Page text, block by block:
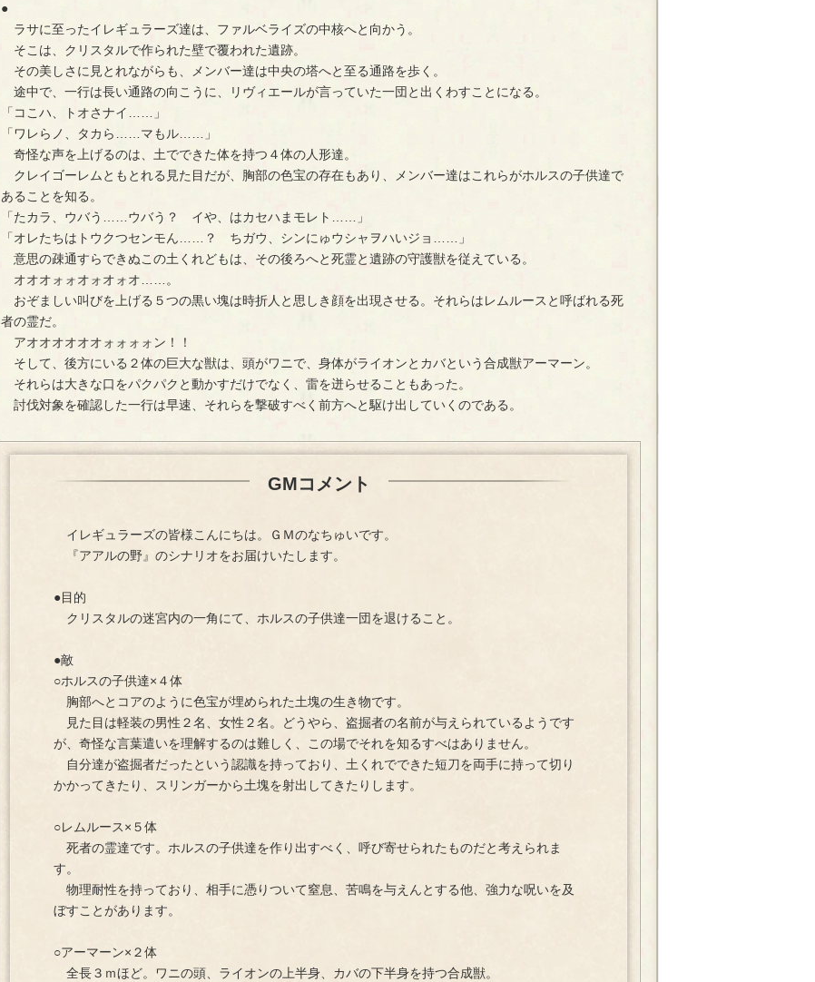
●
ラサに至ったイレギュラーズ達は、ファルベライズの中核へと向かう。
そこは、クリスタルで作られた壁で覆われた遺跡。
その美しさに見とれながらも、メンバー達は中央の塔へと至る通路を歩く。
途中で、一行は長い通路の向こうに、リヴィエールが言っていた一団と出くわすことになる。
「コこハ、トオさナイ……」
「ワレらノ、タカら……マもル……」
奇怪な声を上げるのは、土でできた体を持つ４体の人形達。
クレイゴーレムともとれる見た目だが、胸部の色宝の存在もあり、メンバー達はこれらがホルスの子供達で
あることを知る。
「たカラ、ウバう……ウバう？ イや、はカセハまモレト……」
「オレたちはトウクつセンモん……？ ちガウ、シンにゅウシャヲハいジョ……」
意思の疎通すらできぬこの土くれどもは、その後ろへと死霊と遺跡の守護獣を従えている。
オオオォォオォオォオ……。
おぞましい叫びを上げる５つの黒い塊は時折人と思しき顔を出現させる。それらはレムルースと呼ばれる死
者の霊だ。
アオオオオオオォォォォン！！
そして、後方にいる２体の巨大な獣は、頭がワニで、身体がライオンとカバという合成獣アーマーン。
それらは大きな口をパクパクと動かすだけでなく、雷を迸らせることもあった。
討伐対象を確認した一行は早速、それらを撃破すべく前方へと駆け出していくのである。
GMコメント
イレギュラーズの皆様こんにちは。ＧＭのなちゅいです。
『アアルの野』のシナリオをお届けいたします。
●目的
クリスタルの迷宮内の一角にて、ホルスの子供達一団を退けること。
●敵
○ホルスの子供達×４体
胸部へとコアのように色宝が埋められた土塊の生き物です。
見た目は軽装の男性２名、女性２名。どうやら、盗掘者の名前が与えられているようです
が、奇怪な言葉遣いを理解するのは難しく、この場でそれを知るすべはありません。
自分達が盗掘者だったという認識を持っており、土くれでできた短刀を両手に持って切り
かかってきたり、スリンガーから土塊を射出してきたりします。
○レムルース×５体
死者の霊達です。ホルスの子供達を作り出すべく、呼び寄せられたものだと考えられま
す。
物理耐性を持っており、相手に憑りついて窒息、苦鳴を与えんとする他、強力な呪いを及
ぼすことがあります。
○アーマーン×２体
全長３ｍほど。ワニの頭、ライオンの上半身、カバの下半身を持つ合成獣。